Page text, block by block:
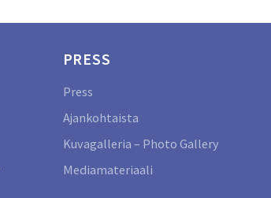
PRESS
Press
Ajankohtaista
Kuvagalleria – Photo Gallery
Mediamateriaali